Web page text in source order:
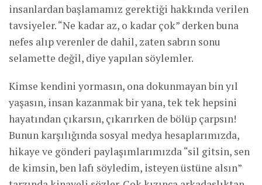
insanlardan başlamamız gerektiği hakkında verilen
tavsiyeler. “Ne kadar az, o kadar çok” derken buna
nefes alıp verenler de dahil, zaten sabrın sonu
selamette değil, diye yapılan söylemler.
Kimse kendini yormasın, ona dokunmayan bin yıl
yaşasın, insan kazanmak bir yana, tek tek hepsini
hayatından çıkarsın, çıkarırken de bölüp çarpsın!
Bunun karşılığında sosyal medya hesaplarımızda,
hikaye ve gönderi paylaşımlarımızda “sil gitsin, sen
de kimsin, ben lafı söyledim, isteyen üstüne alsın”